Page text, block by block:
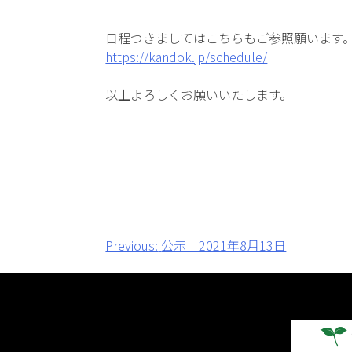
日程つきましてはこちらもご参照願います
https://kandok.jp/schedule/
以上よろしくお願いいたします。
投
稿
Previous: 公示 2021年8月13日